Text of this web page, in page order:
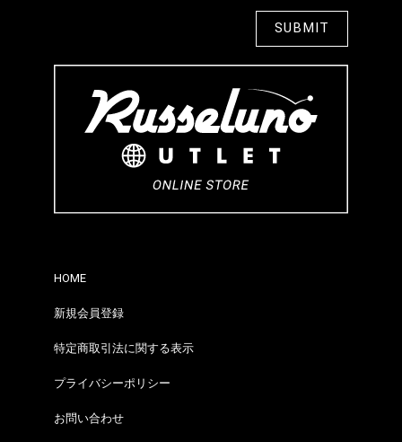
HOME
新規会員登録
特定商取引法に関する表示
プライバシーポリシー
お問い合わせ